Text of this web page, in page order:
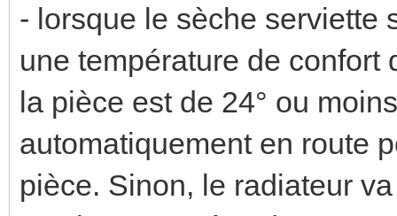
- lorsque le sèche serviette
une température de confort
la pièce est de 24° ou
automatiquement en route
pièce. Sinon, le radiateur